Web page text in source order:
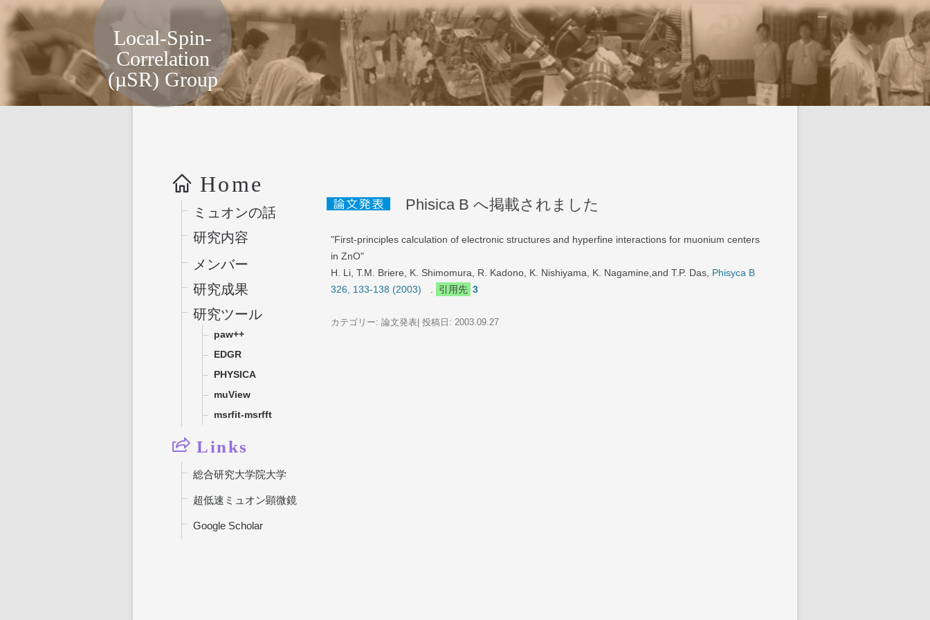
コンテンツへスキップ
局所スピン相関物性グループ, KEK
Local-Spin-
Correlation
(µSR) Group
Phisica B へ掲載されました
"First-principles calculation of electronic structures and hyperfine interactions for muonium centers
in ZnO"
H. Li, T.M. Briere, K. Shimomura, R. Kadono, K. Nishiyama, K. Nagamine,and T.P. Das, Phisyca B
326, 133-138 (2003)
引用先 3
カテゴリー:論文発表 | 投稿日:2003.09.27
Home
ミュオンの話
研究内容
メンバー
研究成果
研究ツール
paw++
EDGR
PHYSICA
muView
msrfit-msrfft
Links
総合研究大学院大学
超低速ミュオン顕微鏡
Google Scholar